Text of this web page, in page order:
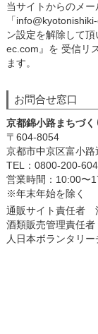
当サイトからのメー
「
ン設定を解除して
ec.com』を 受信リ
ます。
お問合せ窓口
京都錦小路まちづく
〒604-8054
京都市中京区富小
TEL：0800-200-
営業時間：10:00〜
※年末年始を除く
通販サイト責任者
酒類販売管理責任
人日本ボランタリー